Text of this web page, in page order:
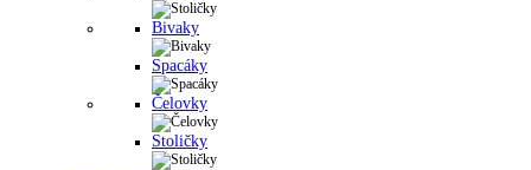
Bivaky
Spacáky
Čelovky
Stoličky